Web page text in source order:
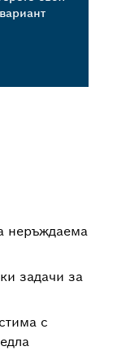
неръждаема
задачи за
с
вариант